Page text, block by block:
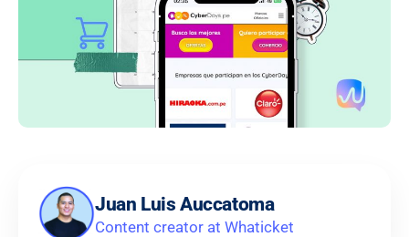
Juan Luis Auccatoma
Content creator at Whaticket